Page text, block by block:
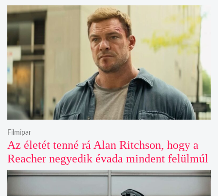
Az életét tenné rá Alan Ritchson, hogy a
Reacher negyedik évada mindent felülmúl
Filmipar